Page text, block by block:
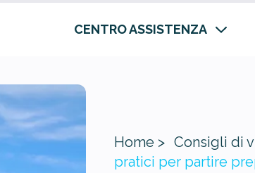
CENTRO ASSISTENZA
Home > Consigli di
pratici per partire